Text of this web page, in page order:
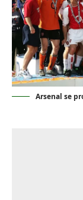
Arsenal se